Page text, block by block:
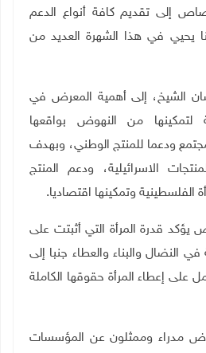
إلى تقديم كافة أنواع الدعم
يحيي في هذا الشهرة العديد من
الشيخ، إلى أهمية المعرض في
لتمكينها من النهوض بواقعها
ودعما للمنتج الوطني، وبهدف
الاسرائيلية، ودعم المنتج
وتمكينها اقتصاديا.
قدرة المرأة التي أثبتت على
النضال والبناء والعطاء جنبا إلى
على إعطاء المرأة حقوقها الكاملة
مدراء وممثلون عن المؤسسات